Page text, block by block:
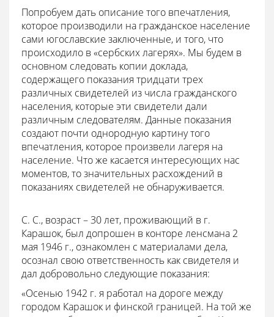
Попробуем дать описание того впечатления,
которое производили на гражданское население
сами югославские заключенные, и того, что
происходило в «сербских лагерях». Мы будем в
основном следовать копии доклада,
содержащего показания тридцати трех
различных свидетелей из числа гражданского
населения, которые эти свидетели дали
различным следователям. Данные показания
создают почти однородную картину того
впечатления, которое произвели лагеря на
население. Что же касается интересующих нас
моментов, то значительных расхождений в
показаниях свидетелей не обнаруживается.
С. С., возраст – 30 лет, проживающий в г.
Карашок, был допрошен в конторе ленсмана 2
мая 1946 г., ознакомлен с материалами дела,
осознал свою ответственность как свидетеля и
дал добровольно следующие показания:
«Осенью 1942 г. я работал на дороге между
городом Карашок и финской границей. На той же